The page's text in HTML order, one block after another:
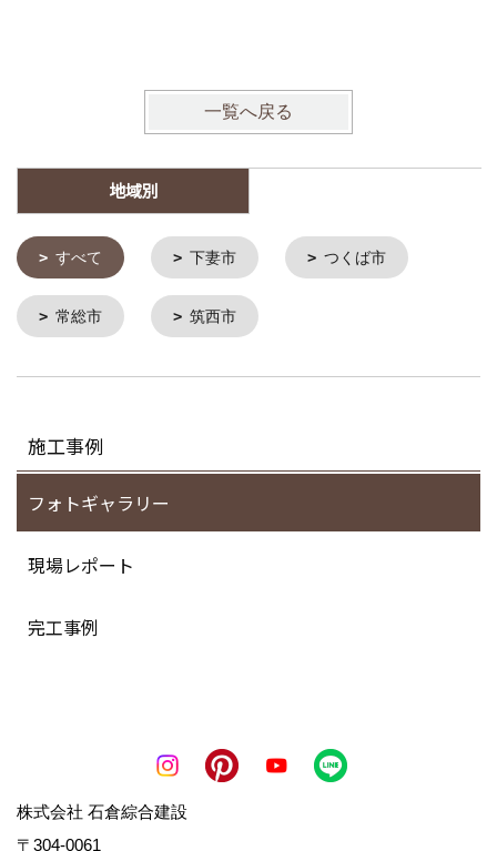
一覧へ戻る
地域別
すべて 下妻市 つくば市
常総市 筑西市
施工事例
フォトギャラリー
現場レポート
完工事例
株式会社 石倉綜合建設
〒304-0061